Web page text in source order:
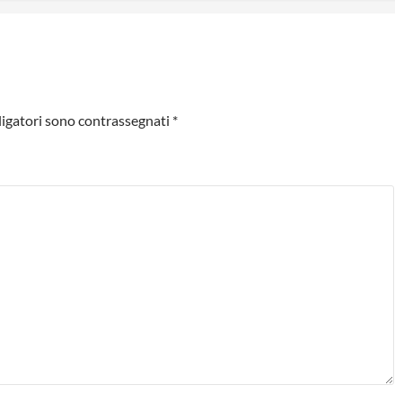
sono contrassegnati *